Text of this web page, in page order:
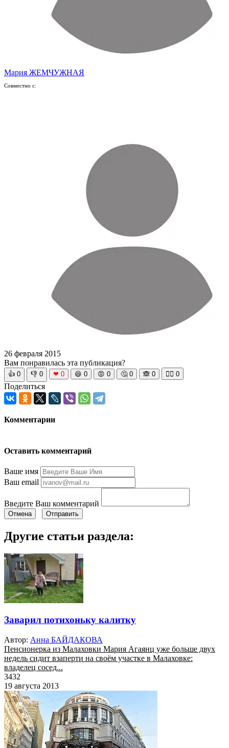
Мария ЖЕМЧУЖНАЯ
Совместно с:
26 февраля 2015
Вам понравилась эта публикация?
👍 0 👎 0 ❤ 0 😆 0 😡 0 🤔 0 🙈 0 🧘‍♀️ 0
Поделиться
Комментарии
Оставить комментарий
Ваше имя
Ваш email
Введите Ваш комментарий
Отмена Отправить
Другие статьи раздела:
Заварил потихоньку калитку
Автор: Анна БАЙДАКОВА
Пенсионерка из Малаховки Мария Агаянц уже больше двух
недель сидит взаперти на своём участке в Малаховке:
владелец сосед...
3432
19 августа 2013